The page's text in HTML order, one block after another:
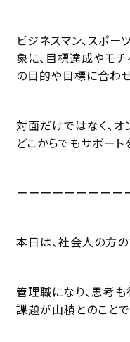
ビジネスマン、スポ
象に、目標達成やモチ
の目的や目標に合わ
対面だけではなく、オ
どこからでもサポート
ーーーーーーーーー
本日は、社会人の方の
管理職になり、思考
課題が山積とのことで